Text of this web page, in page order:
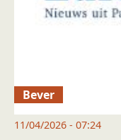
Bever
11/04/2026 - 07:24